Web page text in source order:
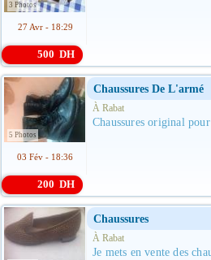
3 Photos
27 Avr - 18:29
500 DH
5 Photos
03 Fév - 18:36
Chaussures De L'armé
À Rabat
Chaussures original
200 DH
Chaussures
À Rabat
Je mets en vente des